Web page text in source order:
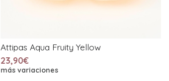
Attipas Aqua Fruity Yellow
23,90€
más variaciones